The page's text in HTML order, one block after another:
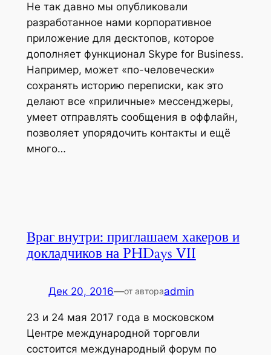
Не так давно мы опубликовали
разработанное нами корпоративное
приложение для десктопов, которое
дополняет функционал Skype for Business.
Например, может «по-человечески»
сохранять историю переписки, как это
делают все «приличные» мессенджеры,
умеет отправлять сообщения в оффлайн,
позволяет упорядочить контакты и ещё
много…
Враг внутри: приглашаем хакеров и
докладчиков на PHDays VII
Дек 20, 2016—от автораadmin
23 и 24 мая 2017 года в московском
Центре международной торговли
состоится международный форум по